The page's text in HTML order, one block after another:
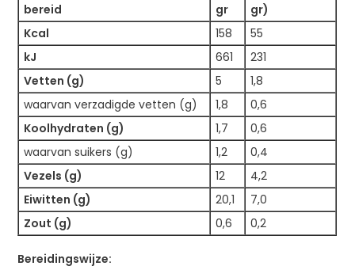
bereid
gr
gr)
Kcal
158
55
kJ
661
231
Vetten (g)
5
1,8
waarvan verzadigde vetten (g)
1,8
0,6
Koolhydraten (g)
1,7
0,6
waarvan suikers (g)
1,2
0,4
Vezels (g)
12
4,2
Eiwitten (g)
20,1
7,0
Zout (g)
0,6 0,2
Bereidingswijze: